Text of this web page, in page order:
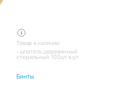
Товар в наличии:
шпатель деревянный
стерильный. 100шт в уп
Бинты